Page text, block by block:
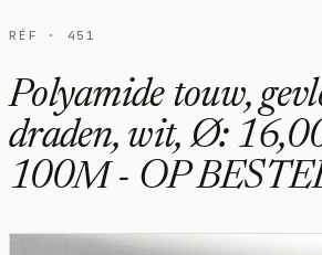
RÉF · 451
Polyamide touw,
draden, wit, Ø:
100M - OP